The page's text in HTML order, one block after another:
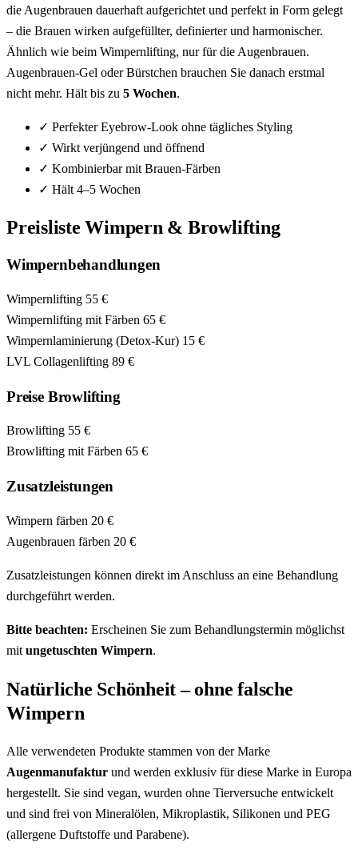
die Augenbrauen dauerhaft aufgerichtet und perfekt in Form gelegt
– die Brauen wirken aufgefüllter, definierter und harmonischer.
Ähnlich wie beim Wimpernlifting, nur für die Augenbrauen.
Augenbrauen-Gel oder Bürstchen brauchen Sie danach erstmal
nicht mehr. Hält bis zu 5 Wochen.
✓ Perfekter Eyebrow-Look ohne tägliches Styling
✓ Wirkt verjüngend und öffnend
✓ Kombinierbar mit Brauen-Färben
✓ Hält 4–5 Wochen
Preisliste Wimpern & Browlifting
Wimpernbehandlungen
Wimpernlifting 55 €
Wimpernlifting mit Färben 65 €
Wimpernlaminierung (Detox-Kur) 15 €
LVL Collagenlifting 89 €
Preise Browlifting
Browlifting 55 €
Browlifting mit Färben 65 €
Zusatzleistungen
Wimpern färben 20 €
Augenbrauen färben 20 €
Zusatzleistungen können direkt im Anschluss an eine Behandlung
durchgeführt werden.
Bitte beachten: Erscheinen Sie zum Behandlungstermin möglichst
mit ungetuschten Wimpern.
Natürliche Schönheit – ohne falsche
Wimpern
Alle verwendeten Produkte stammen von der Marke
Augenmanufaktur und werden exklusiv für diese Marke in Europa
hergestellt. Sie sind vegan, wurden ohne Tierversuche entwickelt
und sind frei von Mineralölen, Mikroplastik, Silikonen und PEG
(allergene Duftstoffe und Parabene).